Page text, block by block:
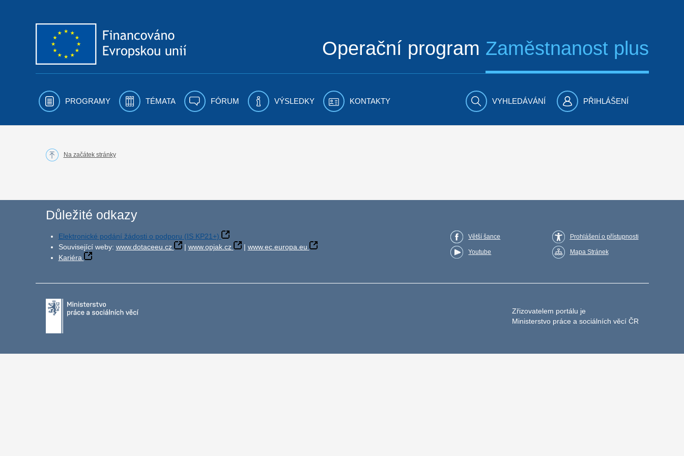
Operační program Zaměstnanost plus
PROGRAMY TÉMATA FÓRUM VÝSLEDKY KONTAKTY VYHLEDÁVÁNÍ PŘIHLÁŠENÍ
Na začátek stránky
Důležité odkazy
Elektronické podání žádosti o podporu (IS KP21+)
Související weby: www.dotaceeu.cz | www.opjak.cz | www.ec.europa.eu
Kariéra
Větší šance
Youtube
Prohlášení o přístupnosti
Mapa Stránek
Zřizovatelem portálu je
Ministerstvo práce a sociálních věcí ČR